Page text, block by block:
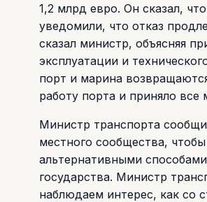
1,2 млрд евро. Он сказал,
уведомили, что отказ
сказал министр, объясняя
эксплуатации и
порт и марина
работу порта и приняло
Министр транспорта
местного сообщества,
альтернативными
государства. Министр
наблюдаем интерес, как со